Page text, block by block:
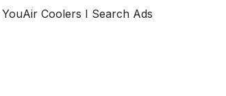
Coolers I Search Ads